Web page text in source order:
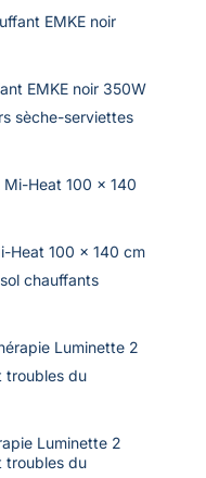
EMKE noir 350W
sèche-serviettes
Heat 100 x 140 cm
chauffants
Luminette 2
troubles du